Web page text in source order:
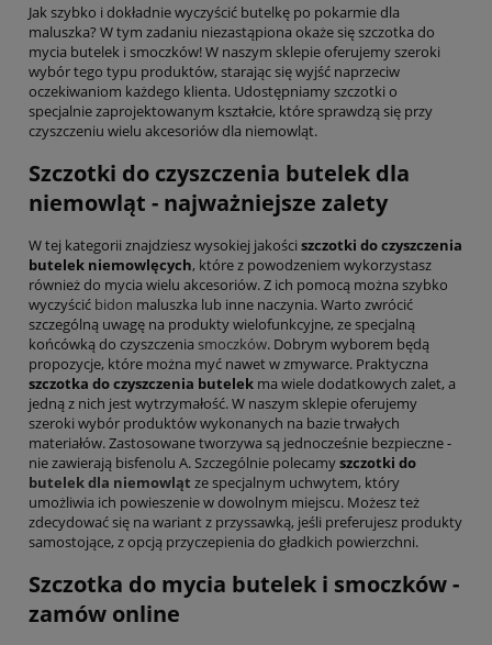
Jak szybko i dokładnie wyczyścić butelkę po pokarmie dla
maluszka? W tym zadaniu niezastąpiona okaże się szczotka do
mycia butelek i smoczków! W naszym sklepie oferujemy szeroki
wybór tego typu produktów, starając się wyjść naprzeciw
oczekiwaniom każdego klienta. Udostępniamy szczotki o
specjalnie zaprojektowanym kształcie, które sprawdzą się przy
czyszczeniu wielu akcesoriów dla niemowląt.
Szczotki do czyszczenia butelek dla
niemowląt - najważniejsze zalety
W tej kategorii znajdziesz wysokiej jakości szczotki do czyszczenia
butelek niemowlęcych, które z powodzeniem wykorzystasz
również do mycia wielu akcesoriów. Z ich pomocą można szybko
wyczyścić bidon maluszka lub inne naczynia. Warto zwrócić
szczególną uwagę na produkty wielofunkcyjne, ze specjalną
końcówką do czyszczenia smoczków. Dobrym wyborem będą
propozycje, które można myć nawet w zmywarce. Praktyczna
szczotka do czyszczenia butelek ma wiele dodatkowych zalet, a
jedną z nich jest wytrzymałość. W naszym sklepie oferujemy
szeroki wybór produktów wykonanych na bazie trwałych
materiałów. Zastosowane tworzywa są jednocześnie bezpieczne -
nie zawierają bisfenolu A. Szczególnie polecamyszczotki do
butelek dla niemowląt ze specjalnym uchwytem, który
umożliwia ich powieszenie w dowolnym miejscu. Możesz też
zdecydować się na wariant z przyssawką, jeśli preferujesz produkty
samostojące, z opcją przyczepienia do gładkich powierzchni.
Szczotka do mycia butelek i smoczków -
zamów online